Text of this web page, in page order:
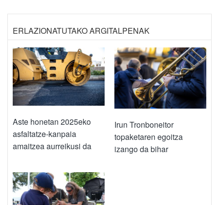
ERLAZIONATUTAKO ARGITALPENAK
Aste honetan 2025eko
asfaltatze-kanpaia
amaitzea aurreikusi da
Irun Tronboneitor
topaketaren egoitza
izango da bihar